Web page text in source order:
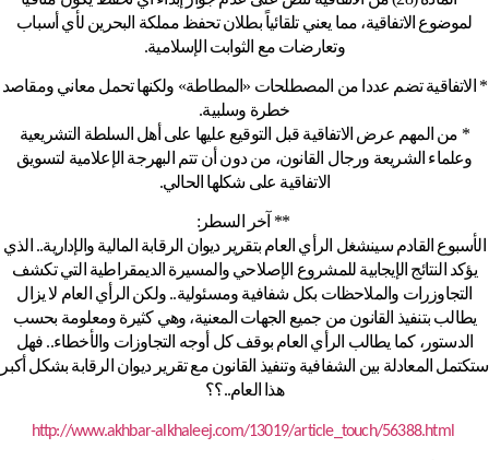
لموضوع الاتفاقية، مما يعني تلقائياً بطلان تحفظ مملكة البحرين لأي أسباب
وتعارضات مع الثوابت الإسلامية.
* الاتفاقية تضم عددا من المصطلحات «المطاطة» ولكنها تحمل معاني ومقاصد
خطرة وسلبية.
* من المهم عرض الاتفاقية قبل التوقيع عليها على أهل السلطة التشريعية
وعلماء الشريعة ورجال القانون، من دون أن تتم البهرجة الإعلامية لتسويق
الاتفاقية على شكلها الحالي.
** آخر السطر:
الأسبوع القادم سينشغل الرأي العام بتقرير ديوان الرقابة المالية والإدارية.. الذي
يؤكد النتائج الإيجابية للمشروع الإصلاحي والمسيرة الديمقراطية التي تكشف
التجاوزرات والملاحظات بكل شفافية ومسئولية.. ولكن الرأي العام لا يزال
يطالب بتنفيذ القانون من جميع الجهات المعنية، وهي كثيرة ومعلومة بحسب
الدستور، كما يطالب الرأي العام بوقف كل أوجه التجاوزات والأخطاء.. فهل
ستكتمل المعادلة بين الشفافية وتنفيذ القانون مع تقرير ديوان الرقابة بشكل أكبر
هذا العام..؟؟
http://www.akhbar-alkhaleej.com/13019/article_touch/56388.html